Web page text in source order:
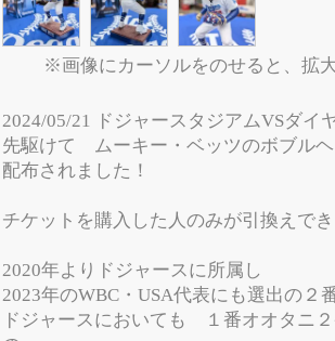
※画像にカーソルをのせると、拡
2024/05/21 ドジャースタジアムVSダイ
先駆けて ムーキー・ベッツのボブル
配布されました！
チケットを購入した人のみが引換えで
2020年よりドジャースに所属し
2023年のWBC・USA代表にも選出の２
ドジャースにおいても １番オオタニ